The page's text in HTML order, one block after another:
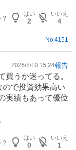
はい
2
いいえ
4
No.4151
2026/8/10 15:24報告
買うか迷ってる。
で投資効果高い
実績もあって優位
はい
0
いいえ
1